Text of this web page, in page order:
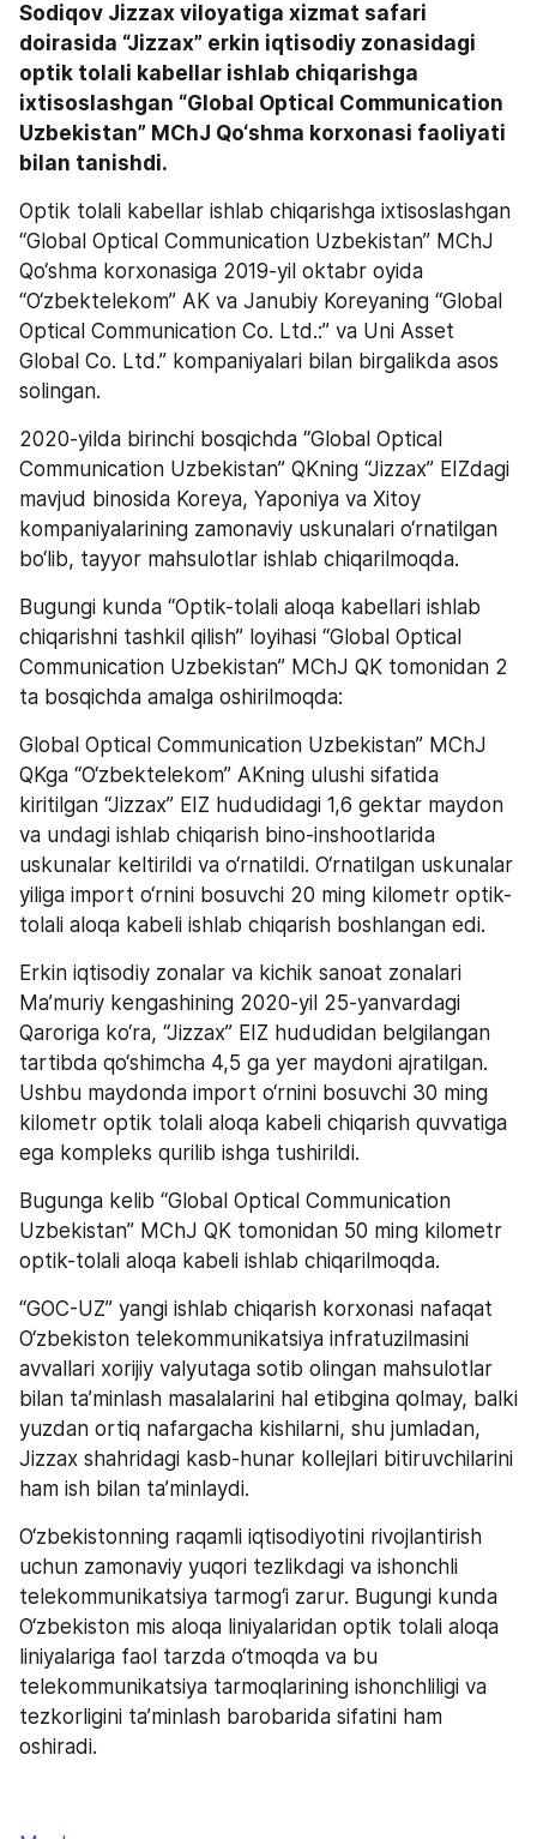
Sodiqov Jizzax viloyatiga xizmat safari
doirasida “Jizzax” erkin iqtisodiy zonasidagi
optik tolali kabellar ishlab chiqarishga
ixtisoslashgan “Global Optical Communication
Uzbekistan” MChJ Qo‘shma korxonasi faoliyati
bilan tanishdi.
Optik tolali kabellar ishlab chiqarishga ixtisoslashgan
“Global Optical Communication Uzbekistan” MChJ
Qo‘shma korxonasiga 2019-yil oktabr oyida
“O‘zbektelekom” AK va Janubiy Koreyaning “Global
Optical Communication Co. Ltd.:” va Uni Asset
Global Co. Ltd.” kompaniyalari bilan birgalikda asos
solingan.
2020-yilda birinchi bosqichda “Global Optical
Communication Uzbekistan” QKning “Jizzax” EIZdagi
mavjud binosida Koreya, Yaponiya va Xitoy
kompaniyalarining zamonaviy uskunalari o‘rnatilgan
bo‘lib, tayyor mahsulotlar ishlab chiqarilmoqda.
Bugungi kunda “Optik-tolali aloqa kabellari ishlab
chiqarishni tashkil qilish” loyihasi “Global Optical
Communication Uzbekistan” MChJ QK tomonidan 2
ta bosqichda amalga oshirilmoqda:
Global Optical Communication Uzbekistan” MChJ
QKga “O‘zbektelekom” AKning ulushi sifatida
kiritilgan “Jizzax” EIZ hududidagi 1,6 gektar maydon
va undagi ishlab chiqarish bino-inshootlarida
uskunalar keltirildi va o‘rnatildi. O‘rnatilgan uskunalar
yiliga import o‘rnini bosuvchi 20 ming kilometr optik-
tolali aloqa kabeli ishlab chiqarish boshlangan edi.
Erkin iqtisodiy zonalar va kichik sanoat zonalari
Ma’muriy kengashining 2020-yil 25-yanvardagi
Qaroriga ko‘ra, “Jizzax” EIZ hududidan belgilangan
tartibda qo‘shimcha 4,5 ga yer maydoni ajratilgan.
Ushbu maydonda import o‘rnini bosuvchi 30 ming
kilometr optik tolali aloqa kabeli chiqarish quvvatiga
ega kompleks qurilib ishga tushirildi.
Bugunga kelib “Global Optical Communication
Uzbekistan” MChJ QK tomonidan 50 ming kilometr
optik-tolali aloqa kabeli ishlab chiqarilmoqda.
“GOC-UZ” yangi ishlab chiqarish korxonasi nafaqat
O‘zbekiston telekommunikatsiya infratuzilmasini
avvallari xorijiy valyutaga sotib olingan mahsulotlar
bilan ta’minlash masalalarini hal etibgina qolmay, balki
yuzdan ortiq nafargacha kishilarni, shu jumladan,
Jizzax shahridagi kasb-hunar kollejlari bitiruvchilarini
ham ish bilan ta’minlaydi.
O‘zbekistonning raqamli iqtisodiyotini rivojlantirish
uchun zamonaviy yuqori tezlikdagi va ishonchli
telekommunikatsiya tarmog‘i zarur. Bugungi kunda
O‘zbekiston mis aloqa liniyalaridan optik tolali aloqa
liniyalariga faol tarzda o‘tmoqda va bu
telekommunikatsiya tarmoqlarining ishonchliligi va
tezkorligini ta’minlash barobarida sifatini ham
oshiradi.